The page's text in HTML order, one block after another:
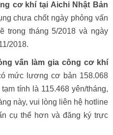
cơ khí tại Aichi Nhật Bản
chưa chốt ngày phỏng vấn
trong tháng 5/2018 và ngày
2018.
vấn làm gia công cơ khí
mức lương cơ bản 158.068
tính là 115.468 yên/tháng,
này, vui lòng liên hệ hotline
cụ thể hơn và đăng ký trực